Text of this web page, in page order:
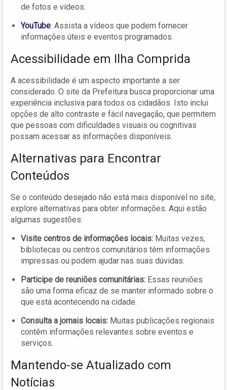
de fotos e vídeos.
YouTube: Assista a vídeos que podem fornecer
informações úteis e eventos programados.
Acessibilidade em Ilha Comprida
A acessibilidade é um aspecto importante a ser
considerado. O site da Prefeitura busca proporcionar uma
experiência inclusiva para todos os cidadãos. Isto inclui
opções de alto contraste e fácil navegação, que permitem
que pessoas com dificuldades visuais ou cognitivas
possam acessar as informações disponíveis.
Alternativas para Encontrar
Conteúdos
Se o conteúdo desejado não está mais disponível no site,
explore alternativas para obter informações. Aqui estão
algumas sugestões:
Visite centros de informações locais: Muitas vezes,
bibliotecas ou centros comunitários têm informações
impressas ou podem ajudar nas suas dúvidas.
Participe de reuniões comunitárias: Essas reuniões
são uma forma eficaz de se manter informado sobre o
que está acontecendo na cidade.
Consulta a jornais locais: Muitas publicações regionais
contêm informações relevantes sobre eventos e
serviços.
Mantendo-se Atualizado com
Notícias